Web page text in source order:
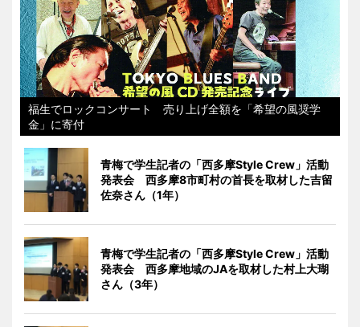
福生でロックコンサート 売り上げ全額を「希望の風奨学
金」に寄付
青梅で学生記者の「西多摩Style Crew」活動
発表会 西多摩8市町村の首長を取材した吉留
佐奈さん（1年）
青梅で学生記者の「西多摩Style Crew」活動
発表会 西多摩地域のJAを取材した村上大瑚
さん（3年）